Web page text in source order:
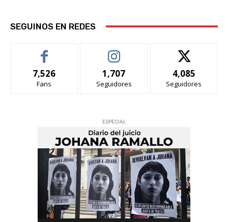
SEGUINOS EN REDES
7,526
Fans
1,707
Seguidores
4,085
Seguidores
ESPECIAL